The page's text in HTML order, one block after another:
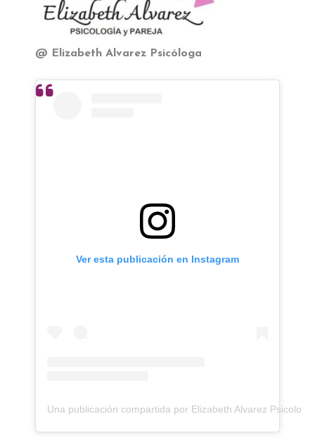
@ Elizabeth Alvarez Psicóloga
Ver esta publicación en Instagram
Una publicación compartida por Elizabeth Alvarez